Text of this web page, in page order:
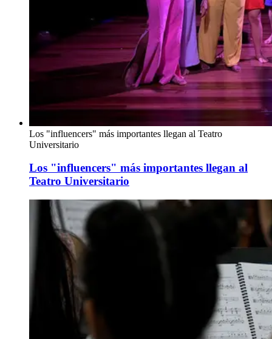
Los "influencers" más importantes llegan al Teatro
Universitario
Los "influencers" más importantes llegan al
Teatro Universitario